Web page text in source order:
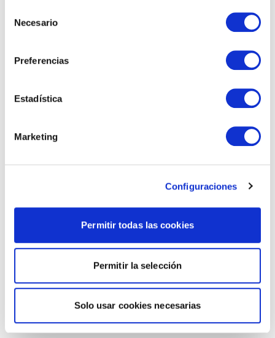
Necesario
Preferencias
Estadística
Marketing
Configuraciones
Permitir todas las cookies
Permitir la selección
Solo usar cookies necesarias